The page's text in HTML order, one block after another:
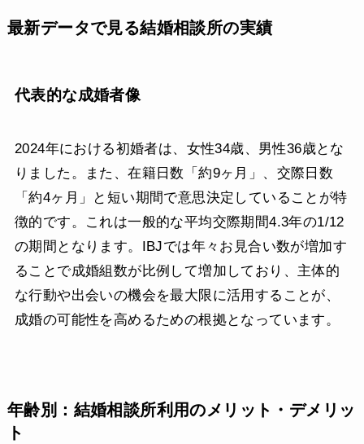
最新データで見る結婚相談所の実績
代表的な成婚者像
2024年における初婚者は、女性34歳、男性36歳とな
りました。また、在籍日数「約9ヶ月」、交際日数
「約4ヶ月」と短い期間で意思決定していることが特
徴的です。これは一般的な平均交際期間4.3年の1/12
の期間となります。IBJでは年々お見合い数が増加す
ることで成婚組数が比例して増加しており、主体的
な行動や出会いの機会を最大限に活用することが、
成婚の可能性を高めるための根拠となっています。
年齢別：結婚相談所利用のメリット・デメリッ
ト